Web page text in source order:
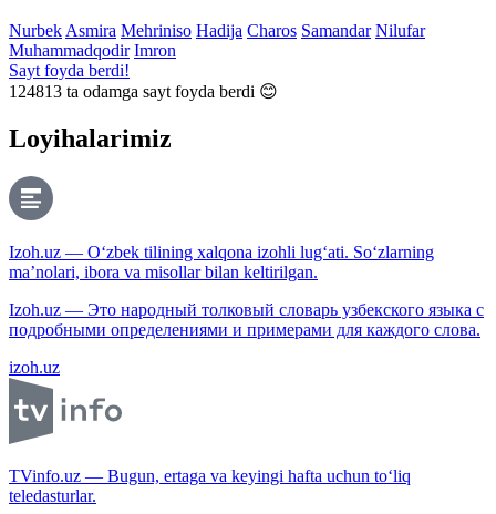
NurbekAsmira Mehriniso Hadija Charos Samandar Nilufar
Muhammadqodir Imron
Sayt foyda berdi!
124813 ta odamga sayt foyda berdi 😊
Loyihalarimiz
Izoh.uz — O‘zbek tilining xalqona izohli lug‘ati. So‘zlarning
ma’nolari, ibora va misollar bilan keltirilgan.
Izoh.uz — Это народный толковый словарь узбекского языка с
подробными определениями и примерами для каждого слова.
izoh.uz
TVinfo.uz — Bugun, ertaga va keyingi hafta uchun to‘liq
teledasturlar.